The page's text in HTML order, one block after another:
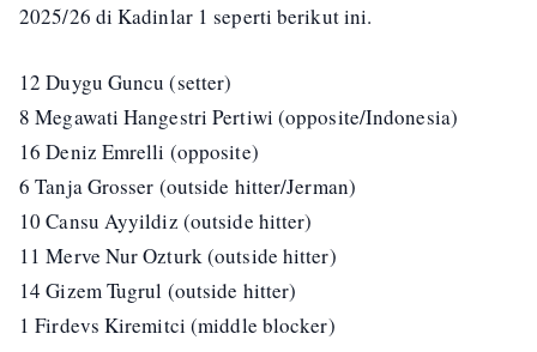
2025/26 di Kadinlar 1 seperti berikut ini.
12 Duygu Guncu (setter)
8 Megawati Hangestri Pertiwi (opposite/Indonesia)
16 Deniz Emrelli (opposite)
6 Tanja Grosser (outside hitter/Jerman)
10 Cansu Ayyildiz (outside hitter)
11 Merve Nur Ozturk (outside hitter)
14 Gizem Tugrul (outside hitter)
1 Firdevs Kiremitci (middle blocker)